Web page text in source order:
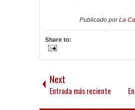
Publicado porLa
Share to:
Next
Entrada más reciente